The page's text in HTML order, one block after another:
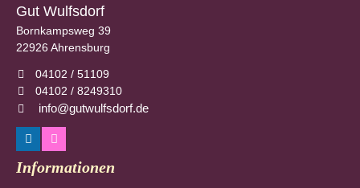
Gut Wulfsdorf
Bornkampsweg 39
22926 Ahrensburg
04102 / 51109
04102 / 8249310
info@gutwulfsdorf.de
Informationen